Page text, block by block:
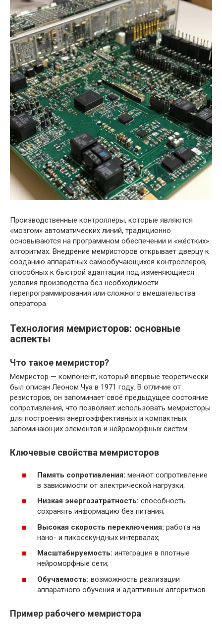
Производственные контроллеры, которые являются
«мозгом» автоматических линий, традиционно
основываются на программном обеспечении и «жёстких»
алгоритмах. Внедрение мемристоров открывает дверцу к
созданию аппаратных самообучающихся контроллеров,
способных к быстрой адаптации под изменяющиеся
условия производства без необходимости
перепрограммирования или сложного вмешательства
оператора.
Технология мемристоров: основные
аспекты
Что такое мемристор?
Мемристор — компонент, который впервые теоретически
был описан Леоном Чуа в 1971 году. В отличие от
резисторов, он запоминает своё предыдущее состояние
сопротивления, что позволяет использовать мемристоры
для построения энергоэффективных и компактных
запоминающих элементов и нейроморфных систем.
Ключевые свойства мемристоров
Память сопротивления: меняют сопротивление
в зависимости от электрической нагрузки;
Низкая энергозатратность: способность
сохранять информацию без питания;
Высокая скорость переключения: работа на
нано- и пикосекундных интервалах;
Масштабируемость: интеграция в плотные
нейроморфные сети;
Обучаемость: возможность реализации
аппаратного обучения и адаптивных алгоритмов.
Пример рабочего мемристора